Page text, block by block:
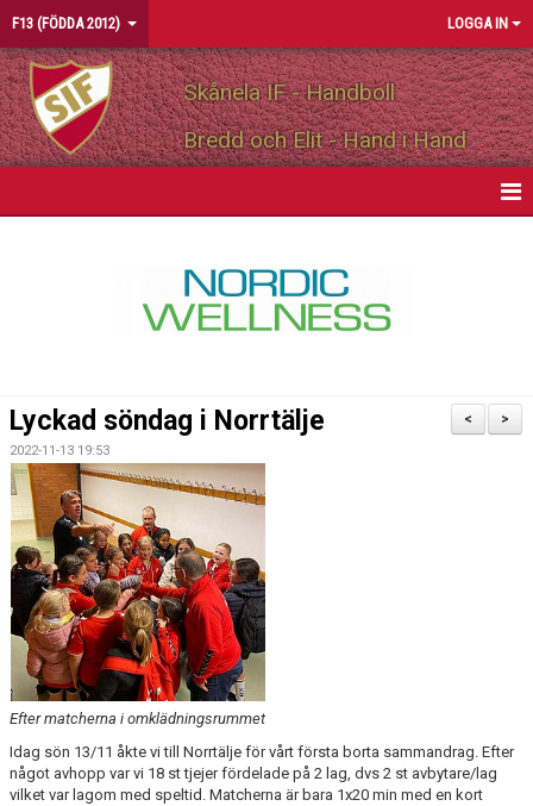
F13 (FÖDDA 2012) LOGGA IN
Skånela IF - Handboll
Bredd och Elit - Hand i Hand
TRUPPEN
BILDGALLERI
DOKUMENT
KONTAKT
>
<
Lyckad söndag i Norrtälje
2022-11-13 19:53
Efter matcherna i omklädningsrummet
Idag sön 13/11 åkte vi till Norrtälje för vårt första borta sammandrag. Efter
något avhopp var vi 18 st tjejer fördelade på 2 lag, dvs 2 st avbytare/lag
vilket var lagom med speltid. Matcherna är bara 1x20 min med en kort